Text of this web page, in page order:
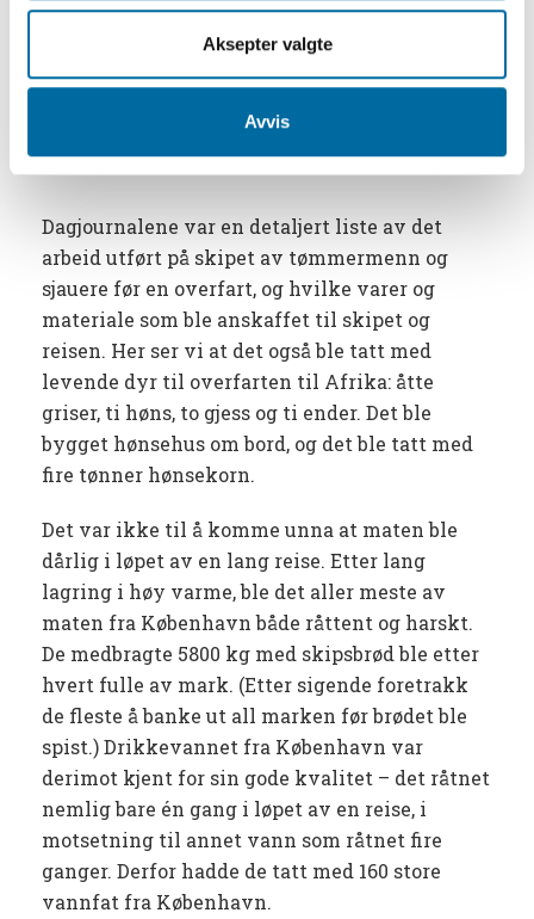
Aksepter valgte
Avvis
Engelsk
Nellik Gammel vin
Svisker Ingefær Ung vin
(Liste sammenfattet av Leif Svalesen i boken
Dagjournalene var en detaljert liste av det
arbeid utført på skipet av tømmermenn og
sjauere før en overfart, og hvilke varer og
materiale som ble anskaffet til skipet og
reisen. Her ser vi at det også ble tatt med
levende dyr til overfarten til Afrika: åtte
griser, ti høns, to gjess og ti ender. Det ble
bygget hønsehus om bord, og det ble tatt med
fire tønner hønsekorn.
Det var ikke til å komme unna at maten ble
dårlig i løpet av en lang reise. Etter lang
lagring i høy varme, ble det aller meste av
maten fra København både råttent og harskt.
De medbragte 5800 kg med skipsbrød ble etter
hvert fulle av mark. (Etter sigende foretrakk
de fleste å banke ut all marken før brødet ble
spist.) Drikkevannet fra København var
derimot kjent for sin gode kvalitet – det råtnet
nemlig bare én gang i løpet av en reise, i
motsetning til annet vann som råtnet fire
ganger. Derfor hadde de tatt med 160 store
vannfat fra København.